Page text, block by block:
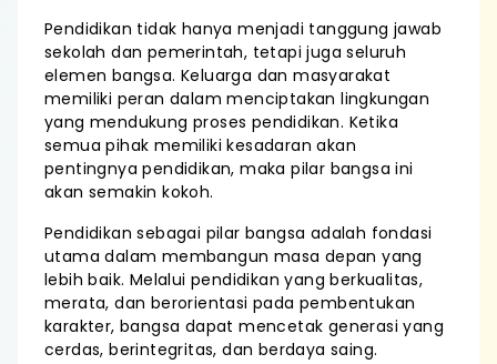
Pendidikan tidak hanya menjadi tanggung jawab
sekolah dan pemerintah, tetapi juga seluruh
elemen bangsa. Keluarga dan masyarakat
memiliki peran dalam menciptakan lingkungan
yang mendukung proses pendidikan. Ketika
semua pihak memiliki kesadaran akan
pentingnya pendidikan, maka pilar bangsa ini
akan semakin kokoh.
Pendidikan sebagai pilar bangsa adalah fondasi
utama dalam membangun masa depan yang
lebih baik. Melalui pendidikan yang berkualitas,
merata, dan berorientasi pada pembentukan
karakter, bangsa dapat mencetak generasi yang
cerdas, berintegritas, dan berdaya saing.